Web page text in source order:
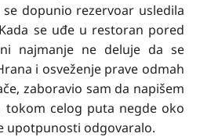
dopunio rezervoar usledila
se uđe u restoran pored
najmanje ne deluje da se
i osveženje prave odmah
zaboravio sam da napišem
celog puta negde oko
upotpunosti odgovaralo.